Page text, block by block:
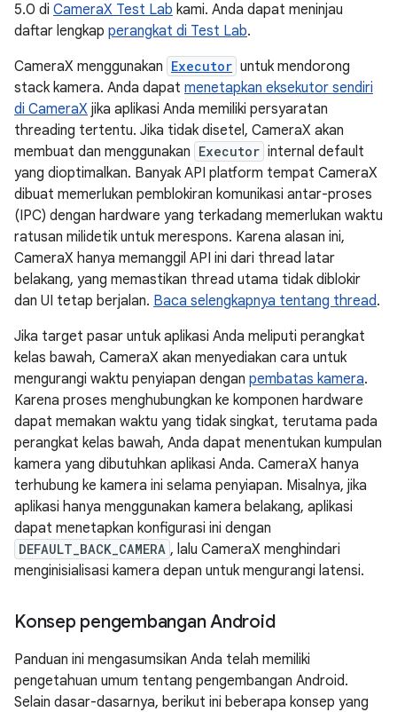
5.0 di CameraX Test Lab kami. Anda dapat meninjau
daftar lengkap perangkat di Test Lab.
CameraX menggunakan Executor untuk mendorong
stack kamera. Anda dapat menetapkan eksekutor sendiri
di CameraX jika aplikasi Anda memiliki persyaratan
threading tertentu. Jika tidak disetel, CameraX akan
membuat dan menggunakan Executor internal default
yang dioptimalkan. Banyak API platform tempat CameraX
dibuat memerlukan pemblokiran komunikasi antar-proses
(IPC) dengan hardware yang terkadang memerlukan waktu
ratusan milidetik untuk merespons. Karena alasan ini,
CameraX hanya memanggil API ini dari thread latar
belakang, yang memastikan thread utama tidak diblokir
dan UI tetap berjalan. Baca selengkapnya tentang thread.
Jika target pasar untuk aplikasi Anda meliputi perangkat
kelas bawah, CameraX akan menyediakan cara untuk
mengurangi waktu penyiapan dengan pembatas kamera.
Karena proses menghubungkan ke komponen hardware
dapat memakan waktu yang tidak singkat, terutama pada
perangkat kelas bawah, Anda dapat menentukan kumpulan
kamera yang dibutuhkan aplikasi Anda. CameraX hanya
terhubung ke kamera ini selama penyiapan. Misalnya, jika
aplikasi hanya menggunakan kamera belakang, aplikasi
dapat menetapkan konfigurasi ini dengan
DEFAULT_BACK_CAMERA , lalu CameraX menghindari
menginisialisasi kamera depan untuk mengurangi latensi.
Konsep pengembangan Android
Panduan ini mengasumsikan Anda telah memiliki
pengetahuan umum tentang pengembangan Android.
Selain dasar-dasarnya, berikut ini beberapa konsep yang